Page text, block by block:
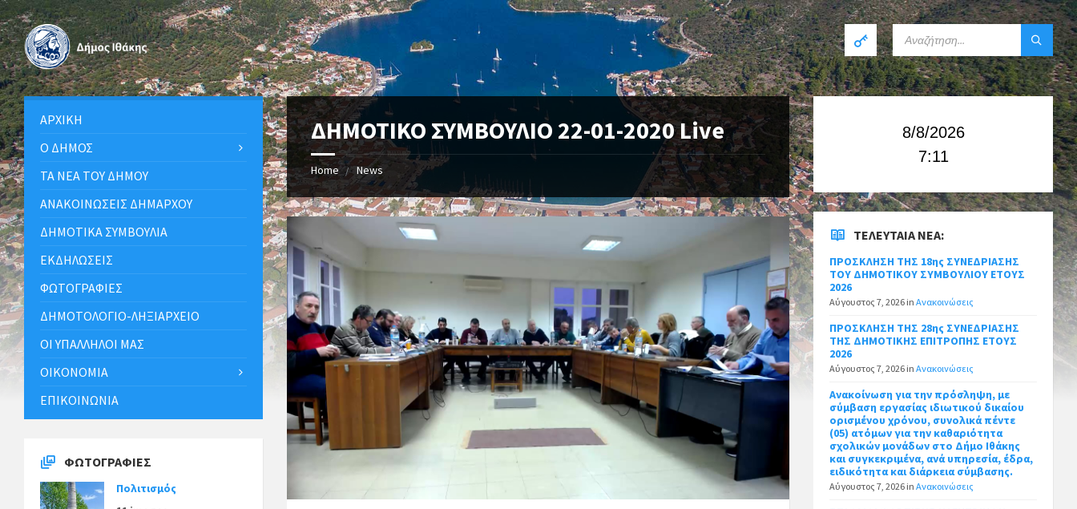
ΔΗΜΟΤΙΚΟ ΣΥΜΒΟΥΛΙΟ 22-01-2020 Live
Home News
ΑΡΧΙΚΉ
Ο ΔΉΜΟΣ
ΤΑ ΝΈΑ ΤΟΥ ΔΉΜΟΥ
ΑΝΑΚΟΙΝΩΣΕΙΣ ΔΗΜΑΡΧΟΥ
ΔΗΜΟΤΙΚΆ ΣΥΜΒΟΎΛΙΑ
ΕΚΔΗΛΏΣΕΙΣ
ΦΩΤΟΓΡΑΦΊΕΣ
ΔΗΜΟΤΟΛΌΓΙΟ-ΛΗΞΙΑΡΧΕΊΟ
ΟΙ ΥΠΆΛΛΗΛΟΙ ΜΑΣ
ΟΙΚΟΝΟΜΊΑ
ΕΠΙΚΟΙΝΩΝΊΑ
ΦΩΤΟΓΡΑΦΊΕΣ
Πολιτισμός
8/8/2026
7:11
ΤΕΛΕΥΤΑΊΑ ΝΈΑ:
ΠΡΟΣΚΛΗΣΗ ΤΗΣ 18ης ΣΥΝΕΔΡΙΑΣΗΣ
ΤΟΥ ΔΗΜΟΤΙΚΟΥ ΣΥΜΒΟΥΛΙΟΥ ΕΤΟΥΣ
2026
Αύγουστος 7, 2026 inΑνακοινώσεις
ΠΡΟΣΚΛΗΣΗ ΤΗΣ 28ης ΣΥΝΕΔΡΙΑΣΗΣ
ΤΗΣ ΔΗΜΟΤΙΚΗΣ ΕΠΙΤΡΟΠΗΣ ΕΤΟΥΣ
2026
Αύγουστος 7, 2026 inΑνακοινώσεις
Ανακοίνωση για την πρόσληψη, με
σύμβαση εργασίας ιδιωτικού δικαίου
ορισμένου χρόνου, συνολικά πέντε
(05) ατόμων για την καθαριότητα
σχολικών μονάδων στο Δήμο Ιθάκης
και συγκεκριμένα, ανά υπηρεσία, έδρα,
ειδικότητα και διάρκεια σύμβασης.
Αύγουστος 7, 2026 inΑνακοινώσεις